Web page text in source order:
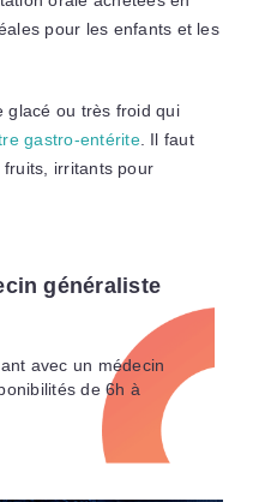
pour les enfants et les
glacé ou très froid qui
gastro-entérite. Il faut
irritants pour
généraliste
avec un médecin
de 6h à